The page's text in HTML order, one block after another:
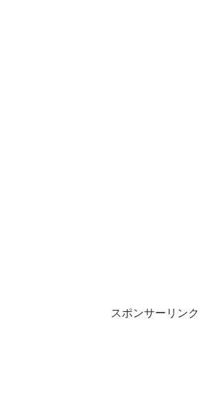
スポンサーリンク